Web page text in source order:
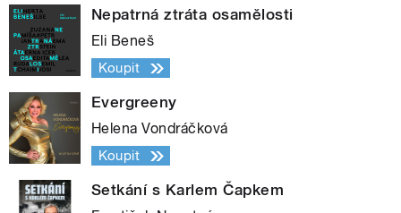
Nepatrná ztráta osamělosti
Eli Beneš
Koupit
Evergreeny
Helena Vondráčková
Koupit
Setkání s Karlem Čapkem